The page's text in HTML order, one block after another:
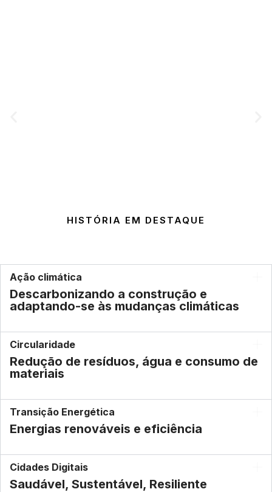
HISTÓRIA EM DESTAQUE
Ação climática
Descarbonizando a construção e
adaptando-se às mudanças climáticas
Circularidade
Redução de resíduos, água e consumo de
materiais
Transição Energética
Energias renováveis e eficiência
Cidades Digitais
Saudável, Sustentável, Resiliente